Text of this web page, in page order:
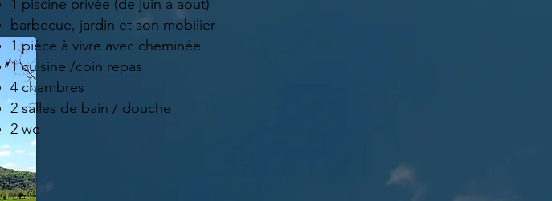
1 piscine privée (de juin à aout)
barbecue, jardin et son mobilier
1 pièce à vivre avec cheminée
1 cuisine /coin repas
4 chambres
2 salles de bain / douche
2 wc